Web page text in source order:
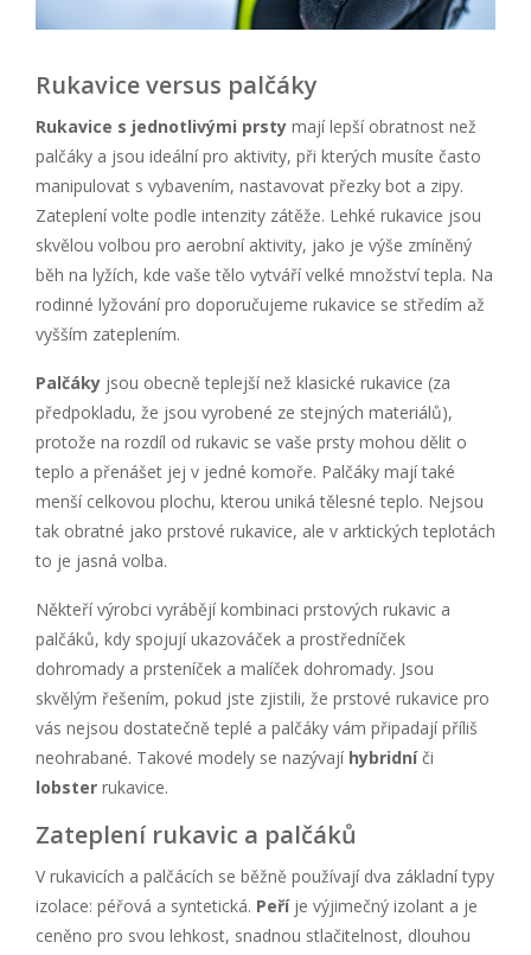
Rukavice versus palčáky
Rukavice s jednotlivými prsty mají lepší obratnost než
palčáky a jsou ideální pro aktivity, při kterých musíte často
manipulovat s vybavením, nastavovat přezky bot a zipy.
Zateplení volte podle intenzity zátěže. Lehké rukavice jsou
skvělou volbou pro aerobní aktivity, jako je výše zmíněný
běh na lyžích, kde vaše tělo vytváří velké množství tepla. Na
rodinné lyžování pro doporučujeme rukavice se středím až
vyšším zateplením.
Palčáky jsou obecně teplejší než klasické rukavice (za
předpokladu, že jsou vyrobené ze stejných materiálů),
protože na rozdíl od rukavic se vaše prsty mohou dělit o
teplo a přenášet jej v jedné komoře. Palčáky mají také
menší celkovou plochu, kterou uniká tělesné teplo. Nejsou
tak obratné jako prstové rukavice, ale v arktických teplotách
to je jasná volba.
Někteří výrobci vyrábějí kombinaci prstových rukavic a
palčáků, kdy spojují ukazováček a prostředníček
dohromady a prsteníček a malíček dohromady. Jsou
skvělým řešením, pokud jste zjistili, že prstové rukavice pro
vás nejsou dostatečně teplé a palčáky vám připadají příliš
neohrabané. Takové modely se nazývají hybridníči
lobster rukavice.
Zateplení rukavic a palčáků
V rukavicích a palčácích se běžně používají dva základní typy
izolace: péřová a syntetická. Peříje výjimečný izolant a je
ceněno pro svou lehkost, snadnou stlačitelnost, dlouhou